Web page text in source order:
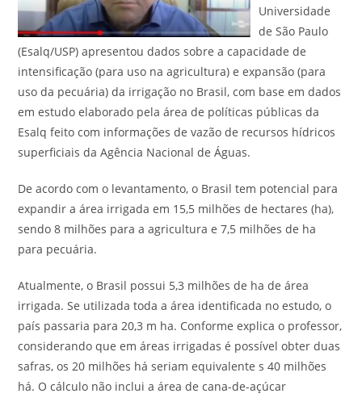
Universidade
de São Paulo
(Esalq/USP) apresentou dados sobre a capacidade de
intensificação (para uso na agricultura) e expansão (para
uso da pecuária) da irrigação no Brasil, com base em dados
em estudo elaborado pela área de políticas públicas da
Esalq feito com informações de vazão de recursos hídricos
superficiais da Agência Nacional de Águas.
De acordo com o levantamento, o Brasil tem potencial para
expandir a área irrigada em 15,5 milhões de hectares (ha),
sendo 8 milhões para a agricultura e 7,5 milhões de ha
para pecuária.
Atualmente, o Brasil possui 5,3 milhões de ha de área
irrigada. Se utilizada toda a área identificada no estudo, o
país passaria para 20,3 m ha. Conforme explica o professor,
considerando que em áreas irrigadas é possível obter duas
safras, os 20 milhões há seriam equivalente s 40 milhões
há. O cálculo não inclui a área de cana-de-açúcar